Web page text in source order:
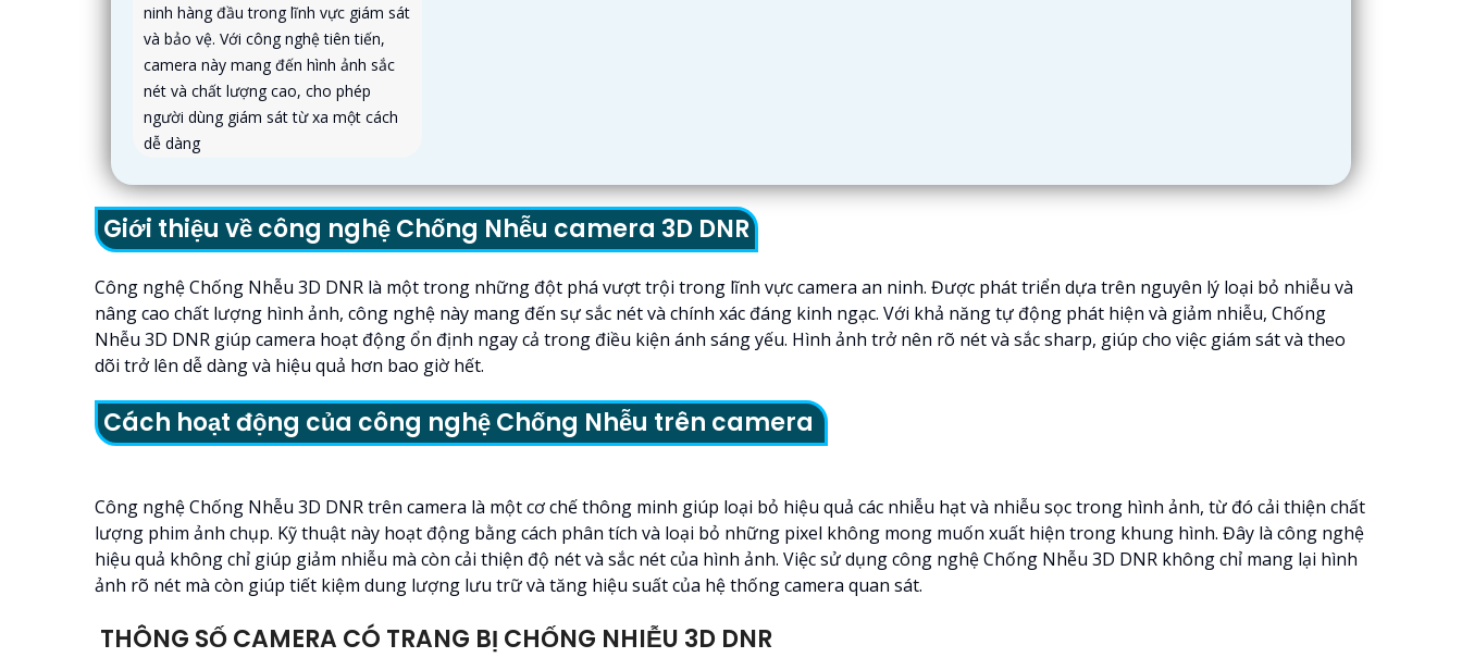
ninh hàng đầu trong lĩnh vực giám sát
và bảo vệ. Với công nghệ tiên tiến,
camera này mang đến hình ảnh sắc
nét và chất lượng cao, cho phép
người dùng giám sát từ xa một cách
dễ dàng
Giới thiệu về công nghệ Chống Nhễu camera 3D DNR
Công nghệ Chống Nhễu 3D DNR là một trong những đột phá vượt trội trong lĩnh vực camera an ninh. Được phát triển dựa trên nguyên lý loại bỏ nhiễu và
nâng cao chất lượng hình ảnh, công nghệ này mang đến sự sắc nét và chính xác đáng kinh ngạc. Với khả năng tự động phát hiện và giảm nhiễu, Chống
Nhễu 3D DNR giúp camera hoạt động ổn định ngay cả trong điều kiện ánh sáng yếu. Hình ảnh trở nên rõ nét và sắc sharp, giúp cho việc giám sát và theo
dõi trở lên dễ dàng và hiệu quả hơn bao giờ hết.
Cách hoạt động của công nghệ Chống Nhễu trên camera
Công nghệ Chống Nhễu 3D DNR trên camera là một cơ chế thông minh giúp loại bỏ hiệu quả các nhiễu hạt và nhiễu sọc trong hình ảnh, từ đó cải thiện chất
lượng phim ảnh chụp. Kỹ thuật này hoạt động bằng cách phân tích và loại bỏ những pixel không mong muốn xuất hiện trong khung hình. Đây là công nghệ
hiệu quả không chỉ giúp giảm nhiễu mà còn cải thiện độ nét và sắc nét của hình ảnh. Việc sử dụng công nghệ Chống Nhễu 3D DNR không chỉ mang lại hình
ảnh rõ nét mà còn giúp tiết kiệm dung lượng lưu trữ và tăng hiệu suất của hệ thống camera quan sát.
THÔNG SỐ CAMERA CÓ TRANG BỊ CHỐNG NHIỄU 3D DNR